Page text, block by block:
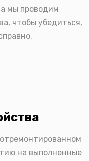
мы проводим
чтобы убедиться,
на выполненные